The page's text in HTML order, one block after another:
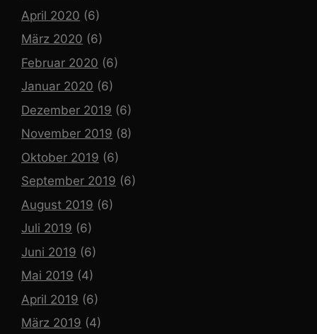
April 2020 (6)
März 2020 (6)
Februar 2020 (6)
Januar 2020 (6)
Dezember 2019 (6)
November 2019 (8)
Oktober 2019 (6)
September 2019 (6)
August 2019 (6)
Juli 2019 (6)
Juni 2019 (6)
Mai 2019 (4)
April 2019 (6)
März 2019 (4)